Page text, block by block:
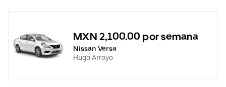
MXN 2,100.00 por semana
Nissan Versa
Hugo Arroyo